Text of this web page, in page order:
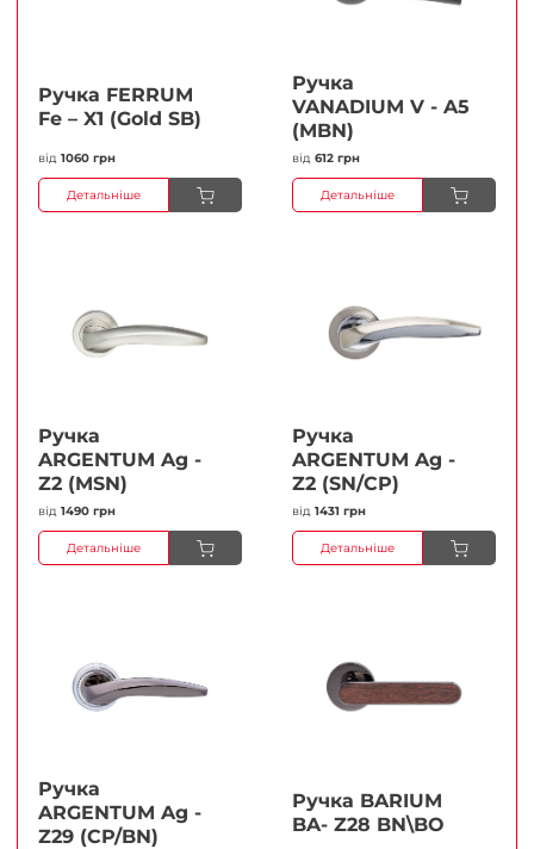
Ручка FERRUМ
Fe – X1 (Gold SB)
від 1060 грн
Детальніше
Ручка
VANADIUM V - A5
(MBN)
від 612 грн
Детальніше
Ручка
ARGENTUM Ag -
Z2 (MSN)
від 1490 грн
Детальніше
Ручка
ARGENTUM Ag -
Z2 (SN/CP)
від 1431 грн
Детальніше
Ручка
ARGENTUM Ag -
Z29 (CP/BN)
Ручка BARIUM
BA- Z28 BN\BO